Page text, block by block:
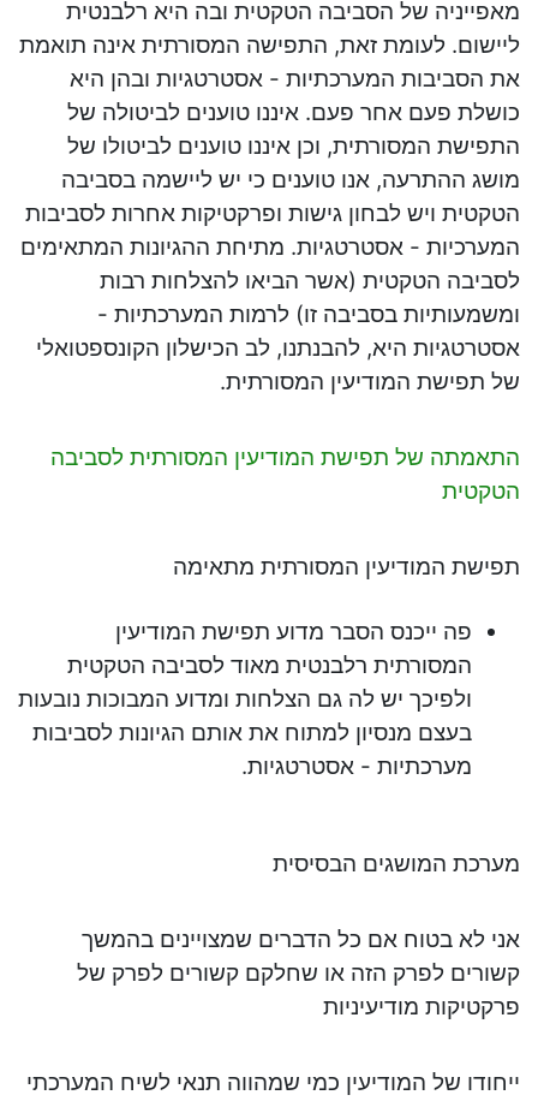
מאפייניה של הסביבה הטקטית ובה היא רלבנטית
ליישום. לעומת זאת, התפישה המסורתית אינה תואמת
את הסביבות המערכתיות - אסטרטגיות ובהן היא
כושלת פעם אחר פעם. איננו טוענים לביטולה של
התפישת המסורתית, וכן איננו טוענים לביטולו של
מושג ההתרעה, אנו טוענים כי יש ליישמה בסביבה
הטקטית ויש לבחון גישות ופרקטיקות אחרות לסביבות
המערכיות - אסטרטגיות. מתיחת ההגיונות המתאימים
לסביבה הטקטית (אשר הביאו להצלחות רבות
ומשמעותיות בסביבה זו) לרמות המערכתיות -
אסטרטגיות היא, להבנתנו, לב הכישלון הקונספטואלי
של תפישת המודיעין המסורתית.
התאמתה של תפישת המודיעין המסורתית לסביבה
הטקטית
תפישת המודיעין המסורתית מתאימה
פה ייכנס הסבר מדוע תפישת המודיעין
המסורתית רלבנטית מאוד לסביבה הטקטית
ולפיכך יש לה גם הצלחות ומדוע המבוכות נובעות
בעצם מנסיון למתוח את אותם הגיונות לסביבות
מערכתיות - אסטרטגיות.
מערכת המושגים הבסיסית
אני לא בטוח אם כל הדברים שמצויינים בהמשך
קשורים לפרק הזה או שחלקם קשורים לפרק של
פרקטיקות מודיעיניות
ייחודו של המודיעין כמי שמהווה תנאי לשיח המערכתי